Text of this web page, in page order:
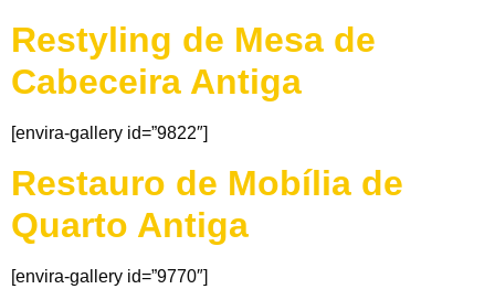
Restyling de Mesa de
Cabeceira Antiga
[envira-gallery id=”9822″]
Restauro de Mobília de
Quarto Antiga
[envira-gallery id=”9770″]